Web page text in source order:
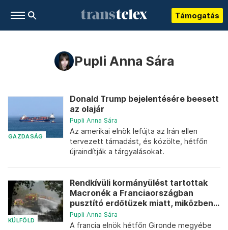
Támogatás
Pupli Anna Sára
GAZDASÁG
Donald Trump bejelentésére beesett
az olajár
Pupli Anna Sára
Az amerikai elnök lefújta az Irán ellen
tervezett támadást, és közölte, hétfőn
újraindítják a tárgyalásokat.
KÜLFÖLD
Rendkívüli kormányülést tartottak
Macronék a Franciaországban
pusztító erdőtüzek miatt, miközben...
Pupli Anna Sára
A francia elnök hétfőn Gironde megyébe